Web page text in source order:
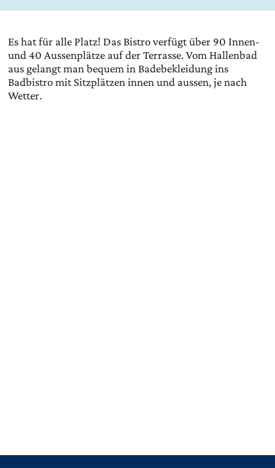
Es hat für alle Platz! Das Bistro verfügt über 90 Innen-
und 40 Aussenplätze auf der Terrasse. Vom Hallenbad
aus gelangt man bequem in Badebekleidung ins
Badbistro mit Sitzplätzen innen und aussen, je nach
Wetter.